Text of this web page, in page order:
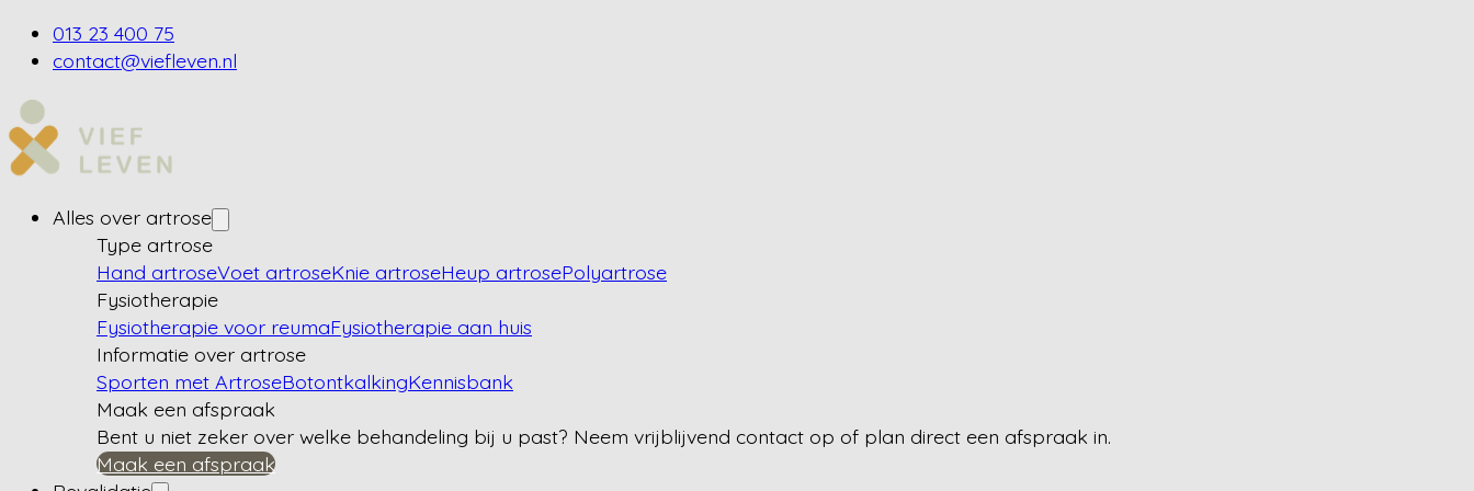
013 23 400 75
contact@viefleven.nl
Alles over artrose
Type artrose
Hand artroseVoet artroseKnie artroseHeup artrosePolyartrose
Fysiotherapie
Fysiotherapie voor reumaFysiotherapie aan huis
Informatie over artrose
Sporten met ArtroseBotontkalkingKennisbank
Maak een afspraak
Bent u niet zeker over welke behandeling bij u past? Neem vrijblijvend contact op of plan direct een afspraak in.
Maak een afspraak